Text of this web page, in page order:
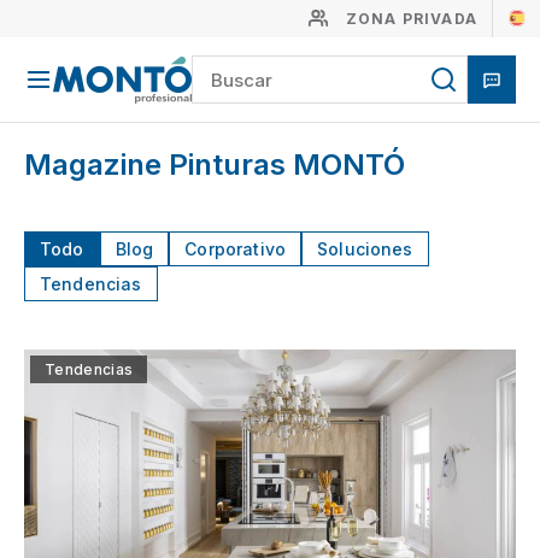
ZONA PRIVADA
Magazine Pinturas MONTÓ
Todo Blog Corporativo
Soluciones
Tendencias
Tendencias